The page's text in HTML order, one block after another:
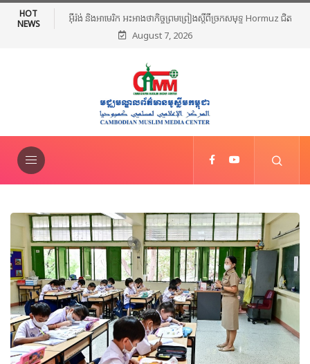
HOT
NEWSអ៊ីរ៉ង់ និងអាមេរិក អះអាងថាកិច្ចព្រមព្រៀងស្តីពីច្រកសមុទ្ទ Hormuz ជិត
សម្រេចបានហើយ
មេដឹកនាំសា
August 7, 2026